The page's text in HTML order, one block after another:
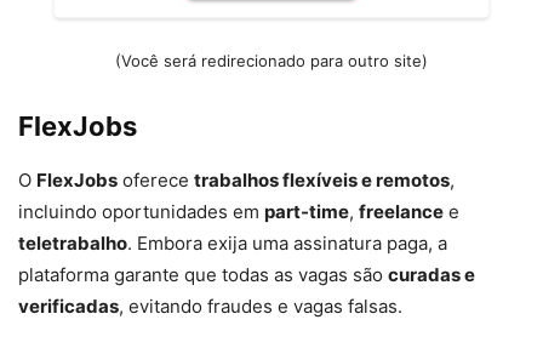
(Você será redirecionado para outro site)
FlexJobs
O FlexJobs oferece trabalhos flexíveis e remotos,
incluindo oportunidades em part-time, freelance e
teletrabalho. Embora exija uma assinatura paga, a
plataforma garante que todas as vagas são curadas e
verificadas, evitando fraudes e vagas falsas.